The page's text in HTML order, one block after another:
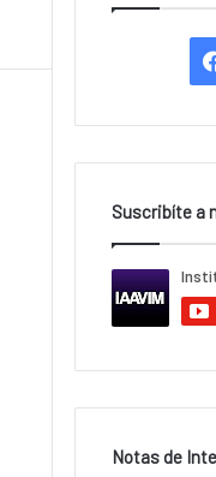
Suscribíte a
Notas de